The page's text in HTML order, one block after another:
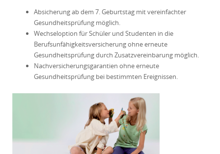
Absicherung ab dem 7. Geburtstag mit vereinfachter
Gesundheitsprüfung möglich.
Wechseloption für Schüler und Studenten in die
Berufsunfähigkeitsversicherung ohne erneute
Gesundheitsprüfung durch Zusatzvereinbarung möglich.
Nachversicherungsgarantien ohne erneute
Gesundheitsprüfung bei bestimmten Ereignissen.